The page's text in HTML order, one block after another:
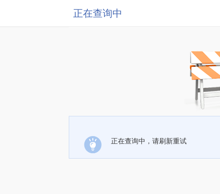
正在查询中
正在查询中，请刷新重试